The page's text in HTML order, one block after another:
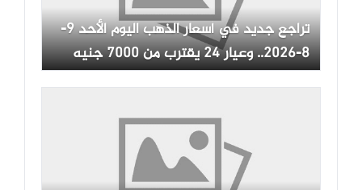
تراجع جديد في أسعار الذهب اليوم الأحد 9-
8-2026.. وعيار 24 يقترب من 7000 جنيه